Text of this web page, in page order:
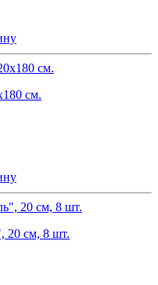
см.
20 см, 8 шт.